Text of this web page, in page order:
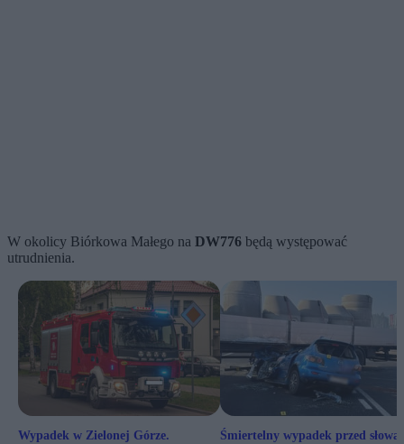
W okolicy Biórkowa Małego na DW776 będą występować
utrudnienia.
Wypadek w Zielonej Górze.
Śmiertelny wypadek przed